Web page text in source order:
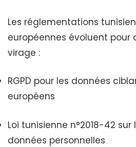
Les réglementations
européennes évoluent
virage :
RGPD pour les données
européens
Loi tunisienne n°2018-42
données personnelles